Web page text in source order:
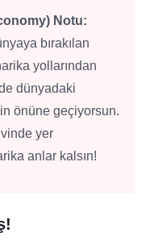
Notu:
bırakılan
yollarından
dünyadaki
önüne geçiyorsun.
yer
anlar kalsın!